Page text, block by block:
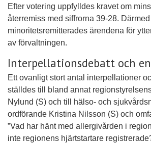
Efter votering uppfylldes kravet om
återremiss med siffrorna 39-28. Därmed
minoritetsremitterades ärendena för
av förvaltningen.
Interpellationsdebatt och
Ett ovanligt stort antal interpellationer
ställdes till bland annat
Nylund (S) och till hälso- och
ordförande Kristina Nilsson (S) och
”Vad har hänt med allergivården i
inte regionens hjärtstartare